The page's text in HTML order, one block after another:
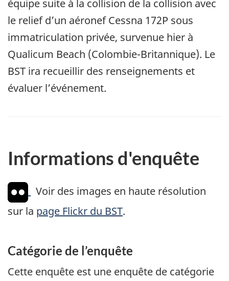
équipe suite à la collision de la collision avec
le relief d’un aéronef Cessna 172P sous
immatriculation privée, survenue hier à
Qualicum Beach (Colombie-Britannique). Le
BST ira recueillir des renseignements et
évaluer l’événement.
Informations d'enquête
Voir des images en haute résolution
sur la page Flickr du BST.
Catégorie de l’enquête
Cette enquête est une enquête de catégorie